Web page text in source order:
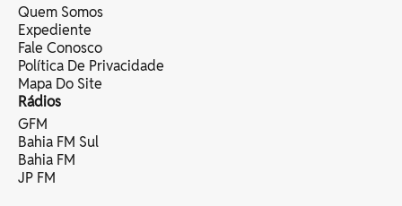
Quem Somos
Expediente
Fale Conosco
Política De Privacidade
Mapa Do Site
Rádios
GFM
Bahia FM Sul
Bahia FM
JP FM